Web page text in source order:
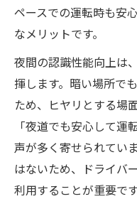
界
過信は禁物
ダイハツの
対処法
スマートアシ
日常運転を変え
家族の送迎や
ペースでの運転時も安
なメリットです。
夜間の認識性能向上は
揮します。暗い場所で
ため、ヒヤリとする場
「夜道でも安心して
声が多く寄せられてい
はないため、ドライバ
利用することが重要です